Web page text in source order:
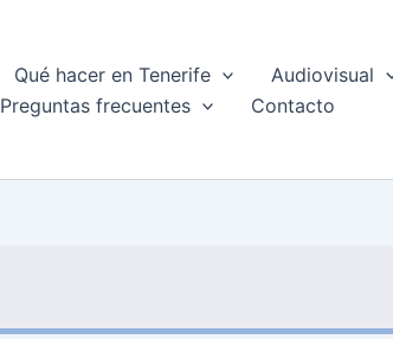
Qué hacer en Tenerife
Audiovisual
Preguntas frecuentes Contacto